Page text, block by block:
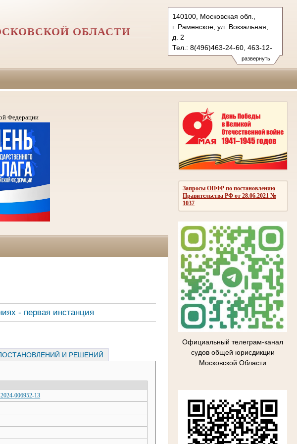
развернуть
140100, Московская обл.,
г. Раменское, ул. Вокзальная,
д. 2
Тел.: 8(496)463-24-60, 463-12-
55
ramenskoe.mo@sudrf.ru
ОБЛАСТИ
Запросы ОПФР по постановлению
Правительства РФ от 28.06.2021 №
1037
Официальный телеграм-канал
судов общей юрисдикции
Московской Области
Федерации
- первая инстанция
И РЕШЕНИЙ
006952-13